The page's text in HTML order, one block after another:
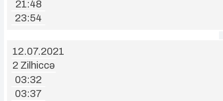
21:48
23:54
12.07.2021
2 Zilhiccə
03:32
03:37